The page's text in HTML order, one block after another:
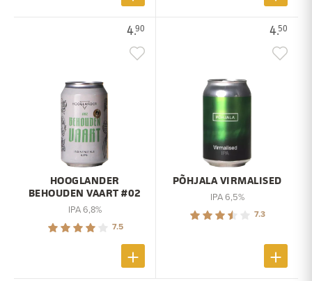
4.90
HOOGLANDER
BEHOUDEN VAART #02
IPA 6,8%
7.5
4.50
PÕHJALA VIRMALISED
IPA 6,5%
7.3